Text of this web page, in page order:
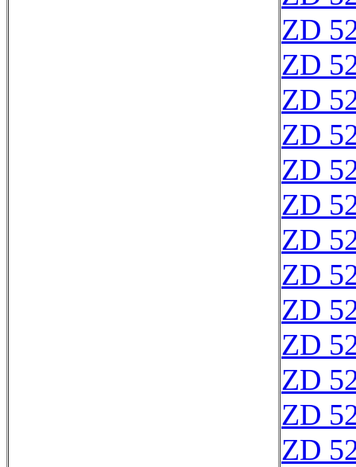
ZD
ZD
ZD
ZD
ZD
ZD
ZD
ZD
ZD
ZD
ZD
ZD
ZD